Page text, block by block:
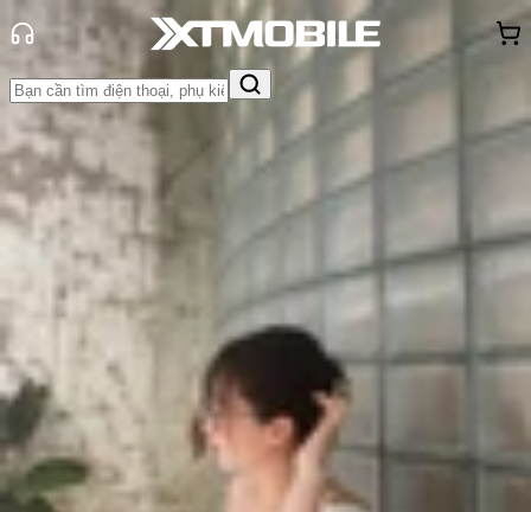
Trang chủ
Tin tức
Tin Mới
Tin Mới
Đánh Giá - Trên Tay
Khuyến
Thủ thuật Thông báoKhách
hàng - Sự kiện
Lỗi camera Galaxy S25 Ultra rung
lắc bất thường khiến nhiều người
dùng lo lắng
Triệu Vy